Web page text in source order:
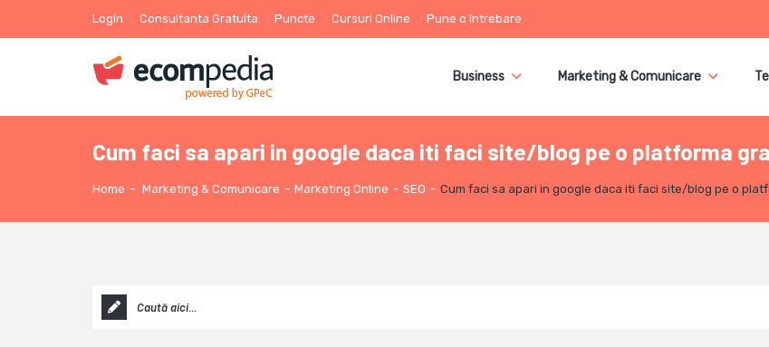
Login Consultanta Gratuita Puncte Cursuri Online Pune o întrebare
Business Marketing & Comunicare
Cum faci sa apari in google daca iti faci site/blog pe o platforma
Home - Marketing & Comunicare - Marketing Online - SEO - Cum faci sa apari in google daca iti faci site/blog pe o